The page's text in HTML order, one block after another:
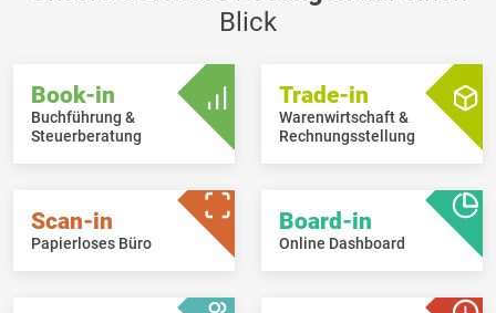
Blick
Book-in
Buchführung &
Steuerberatung
Trade-in
Warenwirtschaft &
Rechnungsstellung
Scan-in
Papierloses Büro
Board-in
Online Dashboard